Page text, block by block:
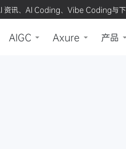
资讯、AI Coding、Vibe Coding与
AIGC Axure 产品